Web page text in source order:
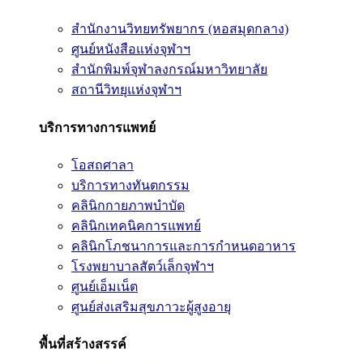
สำนักงานวิทยทรัพยากร (หอสมุดกลาง)
ศูนย์หนังสือแห่งจุฬาฯ
สำนักพิมพ์จุฬาลงกรณ์มหาวิทยาลัย
สถานีวิทยุแห่งจุฬาฯ
บริการทางการแพทย์
โอสถศาลา
บริการทางทันตกรรม
คลินิกกายภาพบำบัด
คลินิกเทคนิคการแพทย์
คลินิกโภชนาการและการกำหนดอาหาร
โรงพยาบาลสัตว์เล็กจุฬาฯ
ศูนย์เอ็มเน็ต
ศูนย์ส่งเสริมสุขภาวะผู้สูงอายุ
พื้นที่สร้างสรรค์